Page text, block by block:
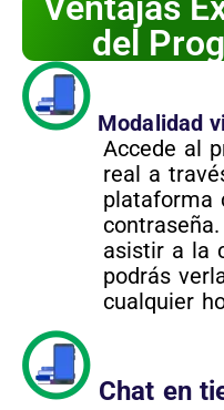
del
Modalidad
Accede al
real a
plataforma
asistir a la
podrás
cualquier
Chat en